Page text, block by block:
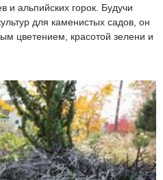
и альпийских горок. Будучи
для каменистых садов, он
цветением, красотой зелени и